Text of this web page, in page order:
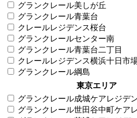
グランクレール美しが丘
グランクレール青葉台
クレールレジデンス桜台
グランクレールセンター南
グランクレール青葉台二丁目
クレールレジデンス横浜十日市
グランクレール綱島
東京エリア
グランクレール成城ケアレジデ
グランクレール世田谷中町ケア